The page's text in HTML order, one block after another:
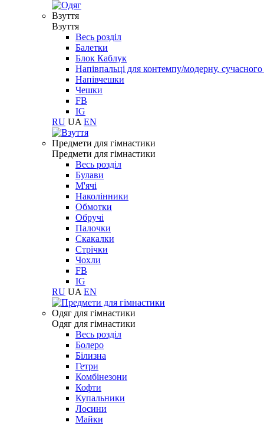
Взуття
Взуття
Весь розділ
Балетки
Блок Каблук
Напівпальці для контемпу/модерну,
Напівчешки
Чешки
FB
IG
RU UA EN
Предмети для гімнастики
Предмети для гімнастики
Весь розділ
Булави
М'ячі
Наколінники
Обмотки
Обручі
Палочки
Скакалки
Стрічки
Чохли
FB
IG
RU UA EN
Одяг для гімнастики
Одяг для гімнастики
Весь розділ
Болеро
Білизна
Гетри
Комбінезони
Кофти
Купальники
Лосини
Майки